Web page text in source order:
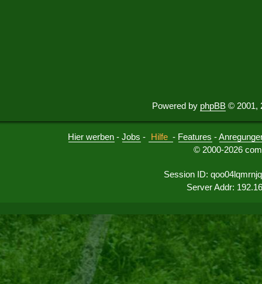
Powered by phpBB © 2001,
Hier werben -Jobs - Hilfe - Features -
© 2000-2026
Session ID:
Server Addr: